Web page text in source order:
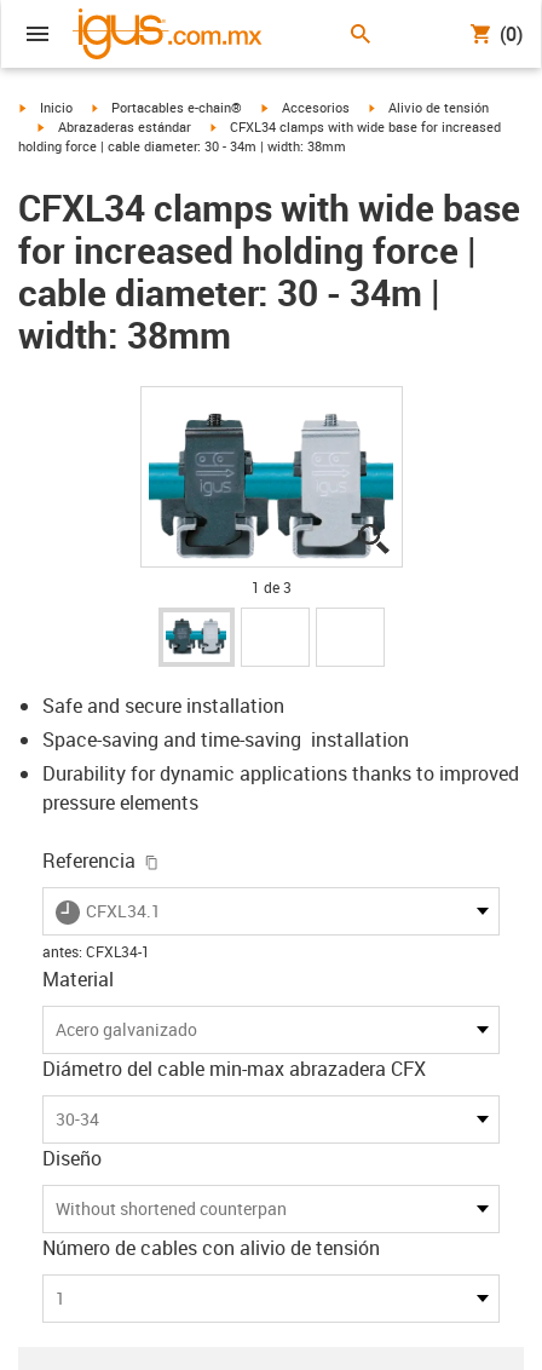
(0)
igus-icon-arrow-right
Inicio igus-icon-arrow-right
Portacables e-chain® igus-icon-arrow-right
Accesorios igus-icon-arrow-right
Alivio de tensión
igus-icon-arrow-right
Abrazaderas estándar igus-icon-arrow-right
CFXL34 clamps with wide base for increased
holding force | cable diameter: 30 - 34m | width: 38mm
CFXL34 clamps with wide base
for increased holding force |
cable diameter: 30 - 34m |
width: 38mm
1 de 3
Safe and secure installation
Space-saving and time-saving installation
Durability for dynamic applications thanks to improved
pressure elements
Referencia
igus-icon-lieferzeit
CFXL34.1
antes: CFXL34-1
Material
Acero galvanizado
Diámetro del cable min-max abrazadera CFX
30-34
Diseño
Without shortened counterpan
Número de cables con alivio de tensión
1